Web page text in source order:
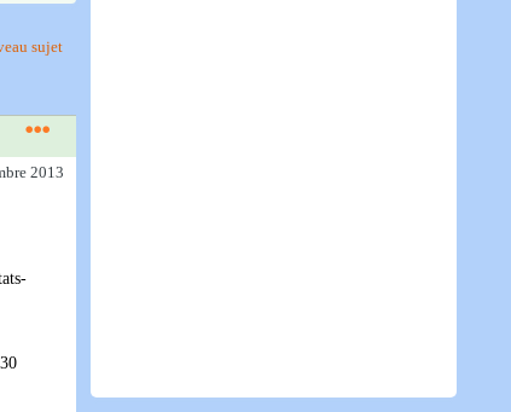
sujet
2013